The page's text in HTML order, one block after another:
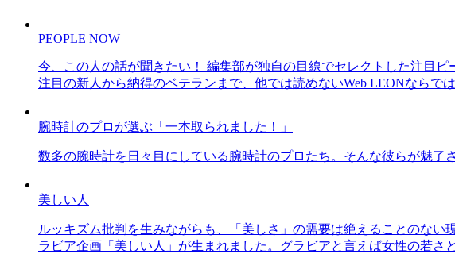
PEOPLE NOW
今、この人の話が聞きたい！ 編集部が独自の目線でセレクトした注目
注目の新人から納得のベテランまで、他では読めないWeb LEONならで
腕時計のプロが選ぶ「一本取られました！」
数多の腕時計を日々目にしている腕時計のプロたち。そんな彼らが魅了
美しい人
ルッキズム批判を生みながらも、「美しさ」の需要は絶えることのな
ラビア企画「美しい人」が生まれました。グラビアと言えば女性の若